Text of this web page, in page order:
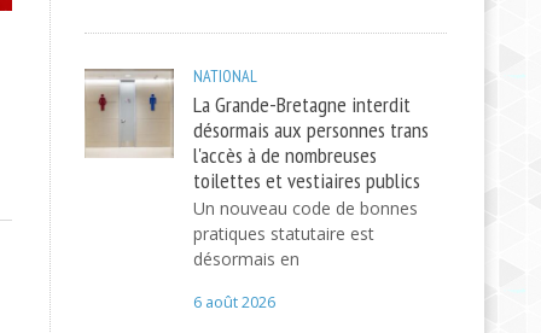
NATIONAL
La Grande-Bretagne interdit
désormais aux personnes trans
l'accès à de nombreuses
toilettes et vestiaires publics
Un nouveau code de bonnes
pratiques statutaire est
désormais en
6 août 2026